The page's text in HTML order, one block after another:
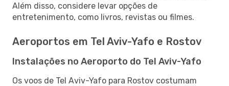
Além disso, considere levar opções de
entretenimento, como livros, revistas ou filmes.
Aeroportos em Tel Aviv-Yafo e Rostov
Instalações no Aeroporto do Tel Aviv-Yafo
Os voos de Tel Aviv-Yafo para Rostov costumam